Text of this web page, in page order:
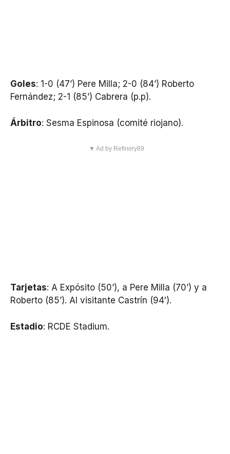
Goles: 1-0 (47’) Pere Milla; 2-0 (84’) Roberto
Fernández; 2-1 (85’) Cabrera (p.p).
Árbitro: Sesma Espinosa (comité riojano).
▼ Ad by Refinery89
Tarjetas: A Expósito (50’), a Pere Milla (70’) y a
Roberto (85’). Al visitante Castrín (94′).
Estadio: RCDE Stadium.